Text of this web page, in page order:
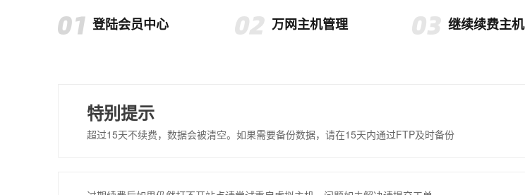
登陆会员中心 万网主机管理 继续续费主机
特别提示
超过15天不续费，数据会被清空。如果需要备份数据，请在15天内通过FTP及时备份